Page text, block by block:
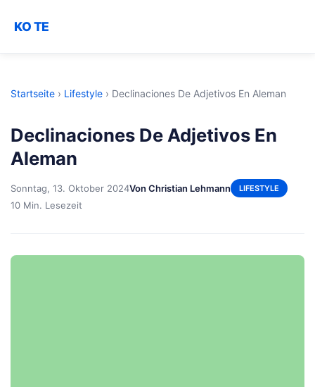
KO TE
Startseite › Lifestyle › Declinaciones De Adjetivos En Aleman
Declinaciones De Adjetivos En
Aleman
Sonntag, 13. Oktober 2024Von Christian Lehmann LIFESTYLE
10 Min. Lesezeit